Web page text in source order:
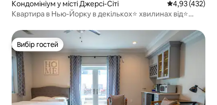
Кондомініум у місті Джерсі-Сіті Середня
4,93 (432)
Квартира в Нью-Йорку в декількох⭐ хвилинах від⭐
Вибір гостей
Вибір гостей